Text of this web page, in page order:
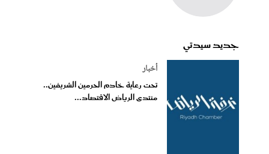
جديد سيدتي
أخبار
تحت رعاية خادم الحرمين الشريفين..
منتدى الرياض الاقتصاد...